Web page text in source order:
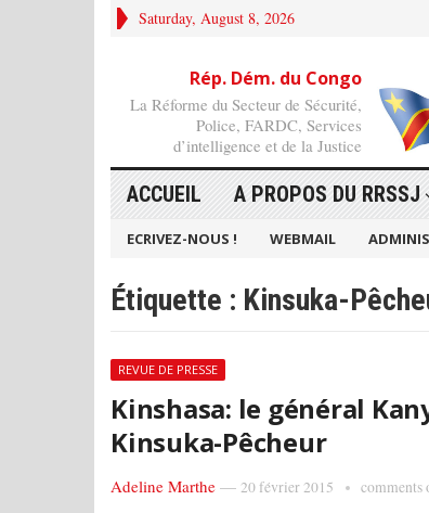
Saturday, August 8, 2026
Rép. Dém. du Congo
La Réforme du Secteur de Sécurité,
Police, FARDC, Services
d’intelligence et de la Justice
ACCUEIL A PROPOS DU RRSSJ
ECRIVEZ-NOUS ! WEBMAIL
Étiquette : Kinsuka-
REVUE DE PRESSE
Kinshasa: le général
Kinsuka-Pêcheur
Adeline Marthe — 20 février 2015 comments